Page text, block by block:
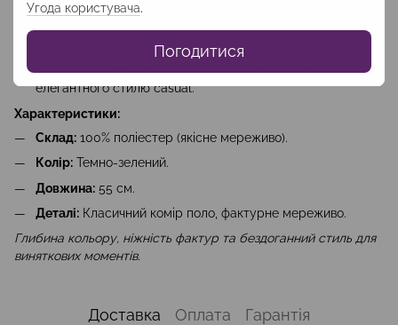
Угода користувача.
Погодитися
Стилізація:Це справжній акцентний елемент гардероба.
Спробуйте поєднати її з білими брюками або лляною
спідницею для створення стильного контрастного
образу, або додайте її до класичних джинсів для
елегантного стилю casual.
Характеристики:
Склад: 100% поліестер (якісне мереживо).
Колір: Темно-зелений.
Довжина: 55 см.
Деталі: Класичний комір поло, фактурне мереживо.
Глибина кольору, ніжність фактур та бездоганний стиль для
виняткових моментів.
Доставка Оплата Гарантія